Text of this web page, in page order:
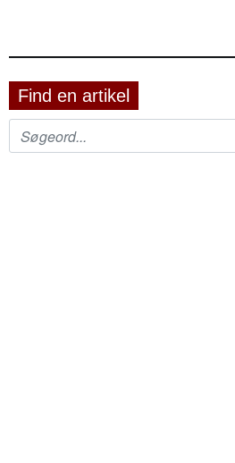
Find en artikel